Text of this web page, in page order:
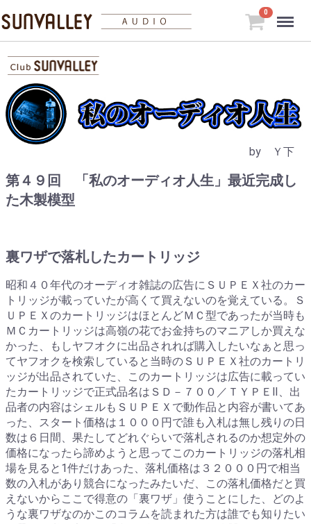
0
by Ｙ下
第４９回 「私のオーディオ人生」最近完成し
た木製模型
裏ワザで落札したカートリッジ
昭和４０年代のオーディオ雑誌の広告にＳＵＰＥＸ社のカー
トリッジが載っていたが高くて買えないのを覚えている。Ｓ
ＵＰＥＸのカートリッジはほとんどＭＣ型であったが当時も
ＭＣカートリッジは高嶺の花でお金持ちのマニアしか買えな
かった、もしヤフオクに出品されれば購入したいなぁと思っ
てヤフオクを検索していると当時のＳＵＰＥＸ社のカートリ
ッジが出品されていた、このカートリッジは広告に載ってい
たカートリッジで正式品名はＳＤ－７００／ＴＹＰＥⅡ、出
品者の内容はシェルもＳＵＰＥＸで動作品と内容が書いてあ
った、スタート価格は１０００円で誰も入札は無し残りの日
数は６日間、果たしてどれぐらいで落札されるのか想定外の
価格になったら諦めようと思ってこのカートリッジの落札相
場を見ると1件だけあった、落札価格は３２０００円で相当
数の入札があり競合になったみたいだ、この落札価格だと買
えないからここで得意の「裏ワザ」使うことにした、どのよ
うな裏ワザなのかこのコラムを読まれた方は誰でも知りたい